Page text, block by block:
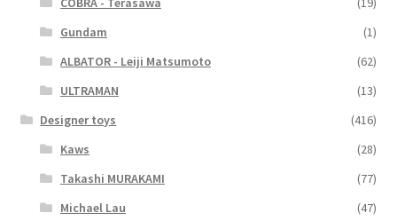
Gundam
(1)
ALBATOR - Leiji Matsumoto
(62)
ULTRAMAN
(13)
Designer toys
(416)
Kaws
(28)
Takashi MURAKAMI
(77)
Michael Lau
(47)